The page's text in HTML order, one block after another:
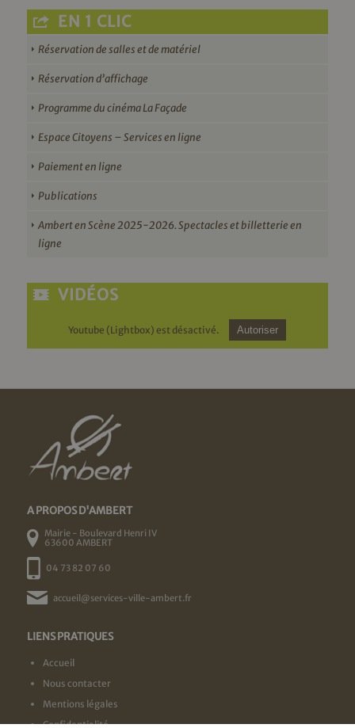
EN 1 CLIC
Réservation de salles et de matériel
Réservation d’affichage
Programme du cinéma La Façade
Espace Citoyens – Services en ligne
Paiement en ligne
Publications
Ambert en Scène 2025-2026. Spectacles et billetterie en
ligne
VIDÉOS
Youtube (Lightbox) est désactivé. Autoriser
A PROPOS D'AMBERT
Mairie - Boulevard Henri IV
63600 AMBERT
04 73 82 07 60
accueil@services-ville-ambert.fr
LIENS PRATIQUES
Accueil
Nous contacter
Mentions légales
Confidentialité